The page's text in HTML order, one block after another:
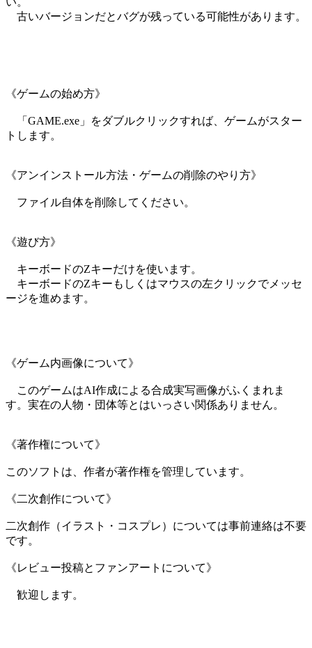
古いバージョンだとバグが残っている可能性があります。
《ゲームの始め方》
「GAME.exe」をダブルクリックすれば、ゲームがスター
トします。
《アンインストール方法・ゲームの削除のやり方》
ファイル自体を削除してください。
《遊び方》
キーボードのZキーだけを使います。
キーボードのZキーもしくはマウスの左クリックでメッセ
ージを進めます。
《ゲーム内画像について》
このゲームはAI作成による合成実写画像がふくまれま
す。実在の人物・団体等とはいっさい関係ありません。
《著作権について》
このソフトは、作者が著作権を管理しています。
《二次創作について》
二次創作（イラスト・コスプレ）については事前連絡は不要
です。
《レビュー投稿とファンアートについて》
歓迎します。